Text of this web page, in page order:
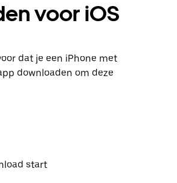
voor iOS
dat je een iPhone met
downloaden om deze
start